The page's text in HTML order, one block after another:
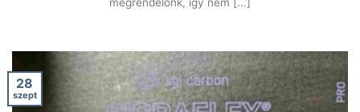
28
szept